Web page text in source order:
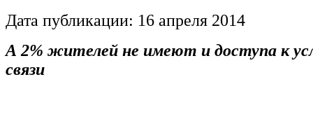
Дата публикации: 16 апреля 2014
А 2% жителей не имеют и доступа к
связи